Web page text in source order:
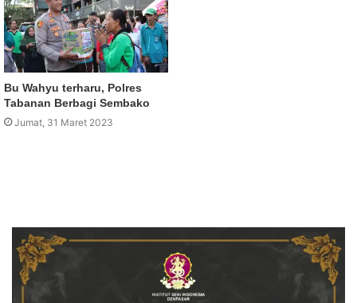
Bu Wahyu terharu, Polres
Tabanan Berbagi Sembako
Jumat, 31 Maret 2023